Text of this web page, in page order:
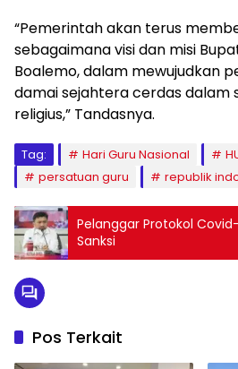
“Pemerintah akan terus
sebagaimana visi dan misi
Boalemo, dalam mewujudkan
damai sejahtera cerdas dalam
religius,” Tandasnya.
Tag: Hari Guru Nasional
persatuan guru
republik
Pelanggar Protokol
Sanksi
Pos Terkait